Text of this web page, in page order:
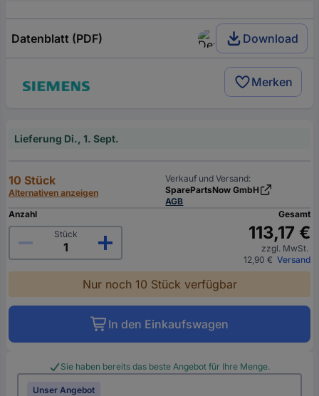
Datenblatt (PDF) Download
Merken
Lieferung Di., 1. Sept.
10 Stück
Alternativen anzeigen
Verkauf und Versand:
SparePartsNow GmbH
AGB
Anzahl
Stück
Gesamt
113,17 €
zzgl. MwSt.
12,90 € Versand
Nur noch 10 Stück verfügbar
In den Einkaufswagen
Sie haben bereits das beste Angebot für Ihre Menge.
Unser Angebot